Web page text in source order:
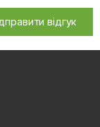
відгук